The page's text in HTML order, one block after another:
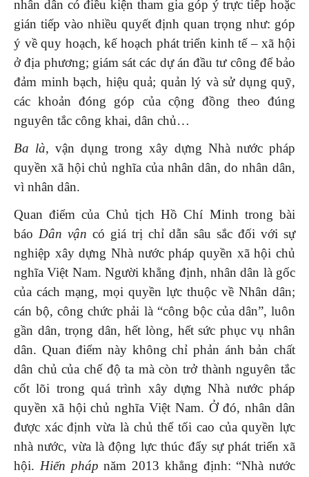
nhân dân có điều kiện tham gia góp ý trực tiếp hoặc
gián tiếp vào nhiều quyết định quan trọng như: góp
ý về quy hoạch, kế hoạch phát triển kinh tế – xã hội
ở địa phương; giám sát các dự án đầu tư công để bảo
đảm minh bạch, hiệu quả; quản lý và sử dụng quỹ,
các khoản đóng góp của cộng đồng theo đúng
nguyên tắc công khai, dân chủ…
Ba là, vận dụng trong xây dựng Nhà nước pháp
quyền xã hội chủ nghĩa của nhân dân, do nhân dân,
vì nhân dân.
Quan điểm của Chủ tịch Hồ Chí Minh trong bài
báo Dân vận có giá trị chỉ dẫn sâu sắc đối với sự
nghiệp xây dựng Nhà nước pháp quyền xã hội chủ
nghĩa Việt Nam. Người khẳng định, nhân dân là gốc
của cách mạng, mọi quyền lực thuộc về Nhân dân;
cán bộ, công chức phải là “công bộc của dân”, luôn
gần dân, trọng dân, hết lòng, hết sức phục vụ nhân
dân. Quan điểm này không chỉ phản ánh bản chất
dân chủ của chế độ ta mà còn trở thành nguyên tắc
cốt lõi trong quá trình xây dựng Nhà nước pháp
quyền xã hội chủ nghĩa Việt Nam. Ở đó, nhân dân
được xác định vừa là chủ thể tối cao của quyền lực
nhà nước, vừa là động lực thúc đẩy sự phát triển xã
hội. Hiến pháp năm 2013 khẳng định: “Nhà nước